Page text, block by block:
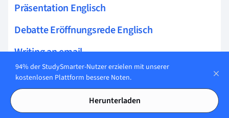
Präsentation Englisch
Debatte Eröffnungsrede Englisch
Writing an email
Summary schreiben
Bildbeschreibung Englisch
94% der StudySmarter-Nutzer erzielen mit unserer
kostenlosen Plattform bessere Noten.
Herunterladen